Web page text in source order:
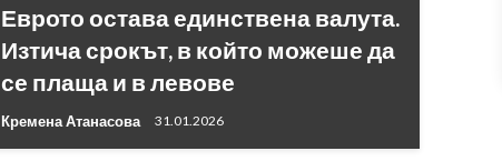
Еврото остава единствена валута.
Изтича срокът, в който можеше да
се плаща и в левове
Кремена Атанасова 31.01.2026